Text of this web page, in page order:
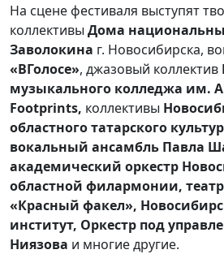
На сцене фестиваля выступят
коллективы Дома
Заволокина г. Новосибирска,
«ВГолосе», джазовый коллектив
музыкального колледжа им.
Footprints, коллективы
областного татарского
вокальный ансамбль Павла
академический оркестр
областной филармонии,
«Красный факел»,
институт, Оркестр под
Ниязова и многие другие.